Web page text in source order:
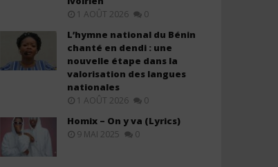
1 AOÛT 2026 0
L’hymne national du Bénin
chanté en dendi : une
nouvelle étape dans la
valorisation des langues
nationales
1 AOÛT 2026 0
Homix – On y va (Lyrics)
9 MAI 2025 0